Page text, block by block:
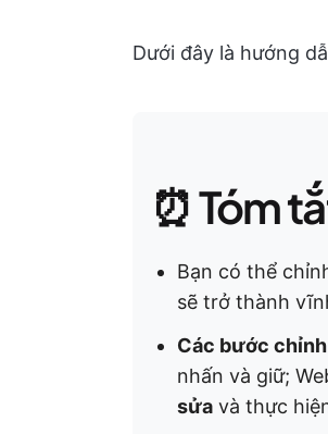
Dưới đây là hướng
⏰ Tóm
Bạn có thể
sẽ trở thành
Các bước
nhấn và giữ;
sửa và thực